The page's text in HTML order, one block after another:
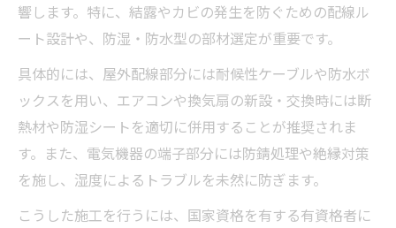
響します。特に、結露やカビの発生を防ぐための配線ル
ート設計や、防湿・防水型の部材選定が重要です。
具体的には、屋外配線部分には耐候性ケーブルや防水ボ
ックスを用い、エアコンや換気扇の新設・交換時には断
熱材や防湿シートを適切に併用することが推奨されま
す。また、電気機器の端子部分には防錆処理や絶縁対策
を施し、湿度によるトラブルを未然に防ぎます。
こうした施工を行うには、国家資格を有する有資格者に